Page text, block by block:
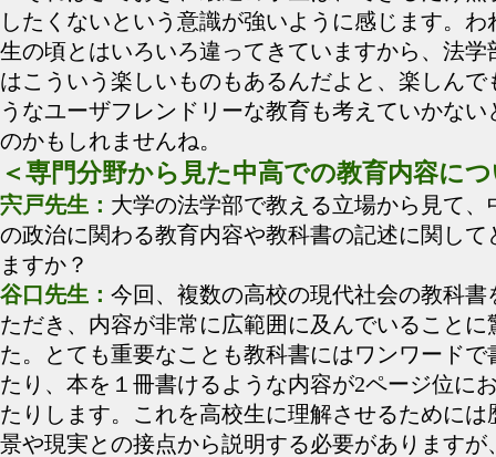
したくないという意識が強いように感じます。わ
生の頃とはいろいろ違ってきていますから、法学
はこういう楽しいものもあるんだよと、楽しんで
うなユーザフレンドリーな教育も考えていかない
のかもしれませんね。
＜専門分野から見た中高での教育内容に
宍戸先生： 大学の法学部で教える立場から見て、
の政治に関わる教育内容や教科書の記述に関して
ますか？
谷口先生： 今回、複数の高校の現代社会の教科書
ただき、内容が非常に広範囲に及んでいることに
た。とても重要なことも教科書にはワンワードで
たり、本を１冊書けるような内容が2ページ位に
たりします。これを高校生に理解させるためには
景や現実との接点から説明する必要がありますが